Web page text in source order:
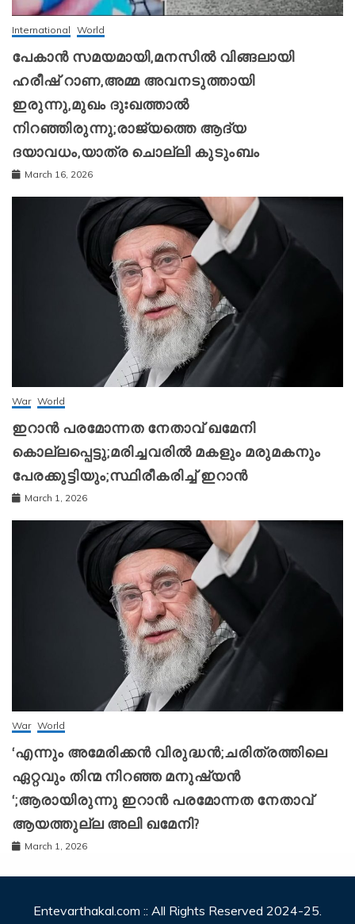
International World
പേകാൻ സമയമായി,മനസിൽ വിങ്ങലായി
ഹരീഷ് റാണ,അമ്മ അവനടുത്തായി
ഇരുന്നു,മുഖം ദുഃഖത്താൽ
നിറഞ്ഞിരുന്നു;രാജ്യത്തെ ആദ്യ
ദയാവധം,യാത്ര ചൊല്ലി കുടുംബം
March 16, 2026
War World
ഇറാന്‍ പരമോന്നത നേതാവ് ഖമേനി
കൊല്ലപ്പെട്ടു;മരിച്ചവരിൽ മകളും മരുമകനും
പേരക്കുട്ടിയും;സ്ഥിരീകരിച്ച് ഇറാന്‍
March 1, 2026
War World
‘എന്നും അമേരിക്കന്‍ വിരുദ്ധന്‍;ചരിത്രത്തിലെ
ഏറ്റവും തിന്മ നിറഞ്ഞ മനുഷ്യന്‍
‘;ആരായിരുന്നു ഇറാന്‍ പരമോന്നത നേതാവ്
ആയത്തുല്ല അലി ഖമേനി?
March 1, 2026
Entevarthakal.com :: All Rights Reserved 2024-25.